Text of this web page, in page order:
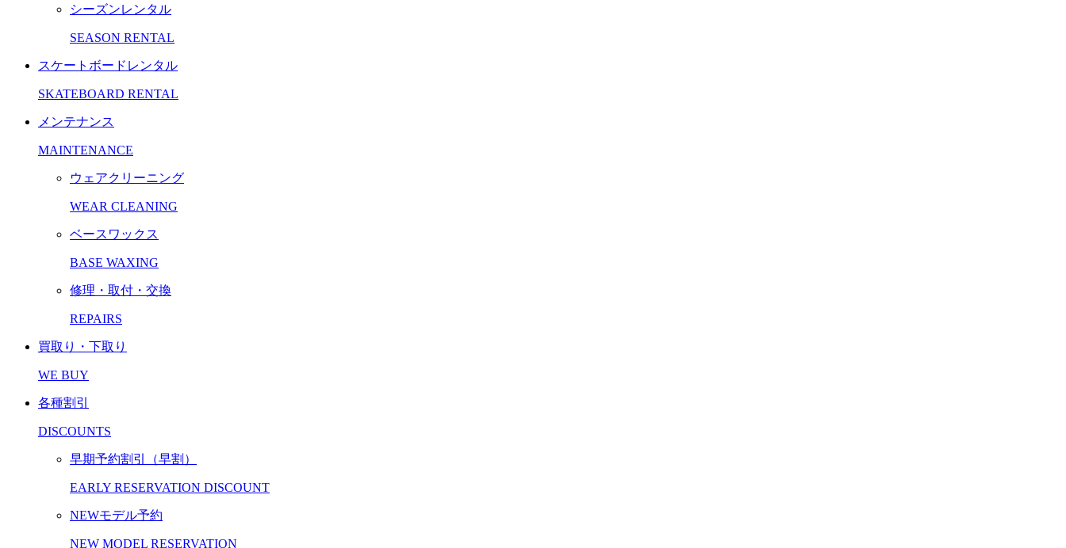
シーズンレンタル
SEASON RENTAL
スケートボードレンタル
SKATEBOARD RENTAL
メンテナンス
MAINTENANCE
ウェアクリーニング
WEAR CLEANING
ベースワックス
BASE WAXING
修理・取付・交換
REPAIRS
買取り・下取り
WE BUY
各種割引
DISCOUNTS
早期予約割引（早割）
EARLY RESERVATION DISCOUNT
NEWモデル予約
NEW MODEL RESERVATION